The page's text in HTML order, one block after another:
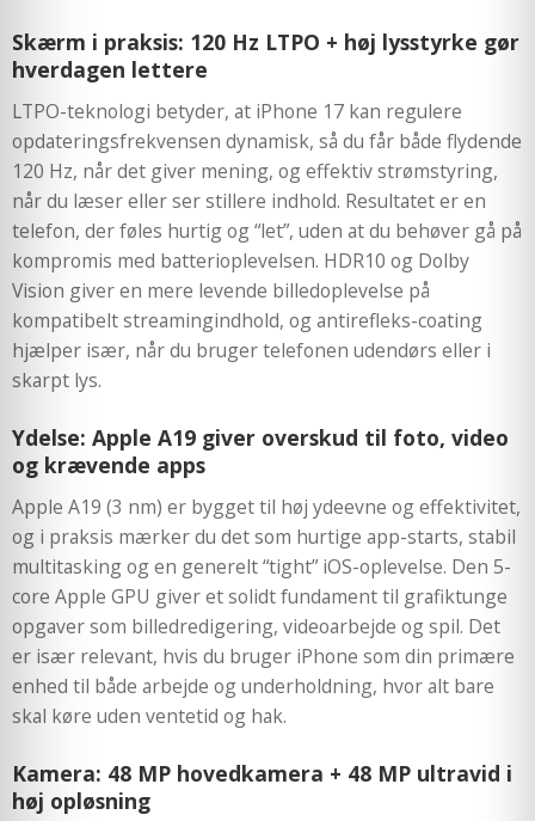
Skærm i praksis: 120 Hz LTPO + høj lysstyrke gør
hverdagen lettere
LTPO-teknologi betyder, at iPhone 17 kan regulere
opdateringsfrekvensen dynamisk, så du får både flydende
120 Hz, når det giver mening, og effektiv strømstyring,
når du læser eller ser stillere indhold. Resultatet er en
telefon, der føles hurtig og “let”, uden at du behøver gå på
kompromis med batterioplevelsen. HDR10 og Dolby
Vision giver en mere levende billedoplevelse på
kompatibelt streamingindhold, og antirefleks-coating
hjælper især, når du bruger telefonen udendørs eller i
skarpt lys.
Ydelse: Apple A19 giver overskud til foto, video
og krævende apps
Apple A19 (3 nm) er bygget til høj ydeevne og effektivitet,
og i praksis mærker du det som hurtige app-starts, stabil
multitasking og en generelt “tight” iOS-oplevelse. Den 5-
core Apple GPU giver et solidt fundament til grafiktunge
opgaver som billedredigering, videoarbejde og spil. Det
er især relevant, hvis du bruger iPhone som din primære
enhed til både arbejde og underholdning, hvor alt bare
skal køre uden ventetid og hak.
Kamera: 48 MP hovedkamera + 48 MP ultravid i
høj opløsning